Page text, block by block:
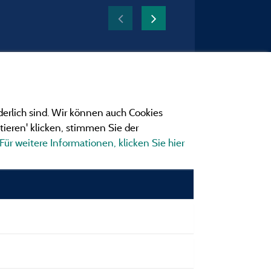
sind. Wir können auch Cookies
klicken, stimmen Sie der
Für weitere Informationen, klicken Sie hier